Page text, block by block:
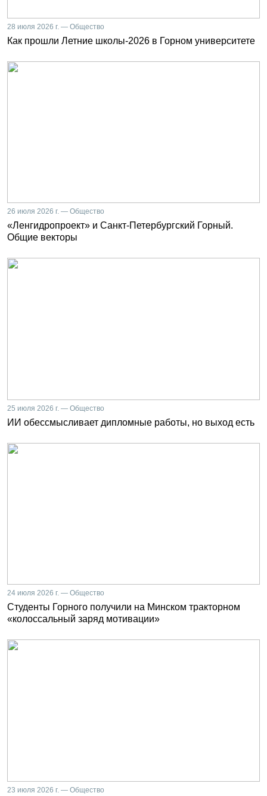
28 июля 2026 г. — Общество
Как прошли Летние школы-2026 в Горном университете
26 июля 2026 г. — Общество
«Ленгидропроект» и Санкт-Петербургский Горный.
Общие векторы
25 июля 2026 г. — Общество
ИИ обессмысливает дипломные работы, но выход есть
24 июля 2026 г. — Общество
Студенты Горного получили на Минском тракторном
«колоссальный заряд мотивации»
23 июля 2026 г. — Общество